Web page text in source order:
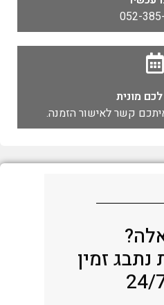
052-
לכם מונית
קשר לאישור הזמנה.
נתבג זמין